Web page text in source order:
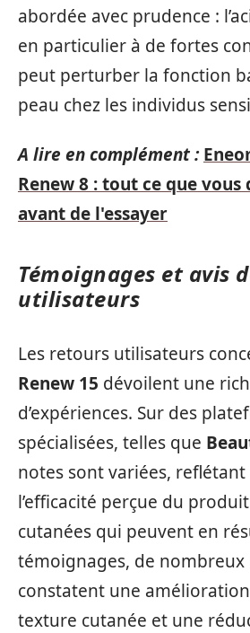
abordée avec prudence :
en particulier à de fortes
peut perturber la fonction
peau chez les individus
A lire en complément :
Renew 8 : tout ce que vous
avant de l'essayer
Témoignages et avis
utilisateurs
Les retours utilisateurs
Renew 15 dévoilent une
d’expériences. Sur des
spécialisées, telles que
notes sont variées, reflétant
l’efficacité perçue du
cutanées qui peuvent en
témoignages, de
constatent une
texture cutanée et une